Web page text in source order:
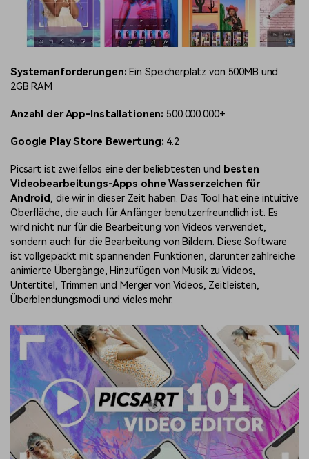
Systemanforderungen: Ein Speicherplatz von 500MB und
2GB RAM
Anzahl der App-Installationen: 500.000.000+
Google Play Store Bewertung: 4.2
Picsart ist zweifellos eine der beliebtesten und besten
Videobearbeitungs-Apps ohne Wasserzeichen für
Android , die wir in dieser Zeit haben. Das Tool hat eine intuitive
Oberfläche, die auch für Anfänger benutzerfreundlich ist. Es
wird nicht nur für die Bearbeitung von Videos verwendet,
sondern auch für die Bearbeitung von Bildern. Diese Software
ist vollgepackt mit spannenden Funktionen, darunter zahlreiche
animierte Übergänge, Hinzufügen von Musik zu Videos,
Untertitel, Trimmen und Merger von Videos, Zeitleisten,
Überblendungsmodi und vieles mehr.